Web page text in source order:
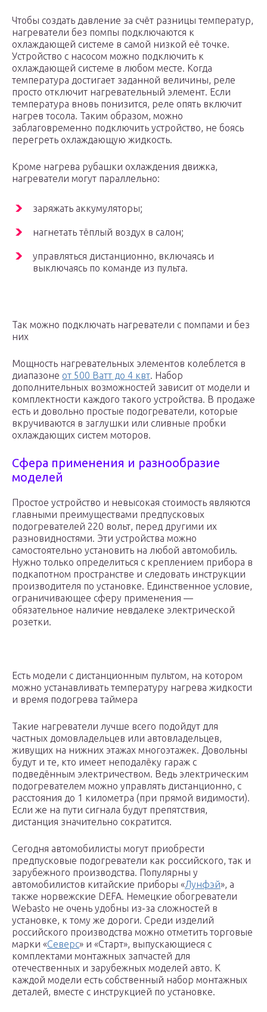
Чтобы создать давление за счёт разницы температур,
нагреватели без помпы подключаются к
охлаждающей системе в самой низкой её точке.
Устройство с насосом можно подключить к
охлаждающей системе в любом месте. Когда
температура достигает заданной величины, реле
просто отключит нагревательный элемент. Если
температура вновь понизится, реле опять включит
нагрев тосола. Таким образом, можно
заблаговременно подключить устройство, не боясь
перегреть охлаждающую жидкость.
Кроме нагрева рубашки охлаждения движка,
нагреватели могут параллельно:
заряжать аккумуляторы;
нагнетать тёплый воздух в салон;
управляться дистанционно, включаясь и
выключаясь по команде из пульта.
Так можно подключать нагреватели с помпами и без
них
Мощность нагревательных элементов колеблется в
диапазоне от 500 Ватт до 4 квт. Набор
дополнительных возможностей зависит от модели и
комплектности каждого такого устройства. В продаже
есть и довольно простые подогреватели, которые
вкручиваются в заглушки или сливные пробки
охлаждающих систем моторов.
Сфера применения и разнообразие
моделей
Простое устройство и невысокая стоимость являются
главными преимуществами предпусковых
подогревателей 220 вольт, перед другими их
разновидностями. Эти устройства можно
самостоятельно установить на любой автомобиль.
Нужно только определиться с креплением прибора в
подкапотном пространстве и следовать инструкции
производителя по установке. Единственное условие,
ограничивающее сферу применения —
обязательное наличие невдалеке электрической
розетки.
Есть модели с дистанционным пультом, на котором
можно устанавливать температуру нагрева жидкости
и время подогрева таймера
Такие нагреватели лучше всего подойдут для
частных домовладельцев или автовладельцев,
живущих на нижних этажах многоэтажек. Довольны
будут и те, кто имеет неподалёку гараж с
подведённым электричеством. Ведь электрическим
подогревателем можно управлять дистанционно, с
расстояния до 1 километра (при прямой видимости).
Если же на пути сигнала будут препятствия,
дистанция значительно сократится.
Сегодня автомобилисты могут приобрести
предпусковые подогреватели как российского, так и
зарубежного производства. Популярны у
автомобилистов китайские приборы «Лунфэй», а
также норвежские DEFA. Немецкие обогреватели
Webasto не очень удобны из-за сложностей в
установке, к тому же дороги. Среди изделий
российского производства можно отметить торговые
марки «Северс» и «Старт», выпускающиеся с
комплектами монтажных запчастей для
отечественных и зарубежных моделей авто. К
каждой модели есть собственный набор монтажных
деталей, вместе с инструкцией по установке.